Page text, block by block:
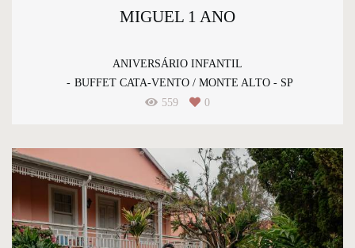
MIGUEL 1 ANO
ANIVERSÁRIO INFANTIL
BUFFET CATA-VENTO / MONTE ALTO - SP
559
0